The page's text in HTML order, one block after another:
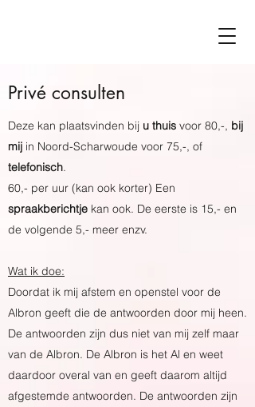
Privé consulten
Deze kan plaatsvinden bij u thuis voor 80,-, bij
mij in Noord-Scharwoude voor 75,-, of
telefonisch.
60,- per uur (kan ook korter) Een
spraakberichtje kan ook. De eerste is 15,- en
de volgende 5,- meer enzv.
Wat ik doe:
Doordat ik mij afstem en openstel voor de
Albron geeft die de antwoorden door mij heen.
De antwoorden zijn dus niet van mij zelf maar
van de Albron. De Albron is het Al en weet
daardoor overal van en geeft daarom altijd
afgestemde antwoorden. De antwoorden zijn